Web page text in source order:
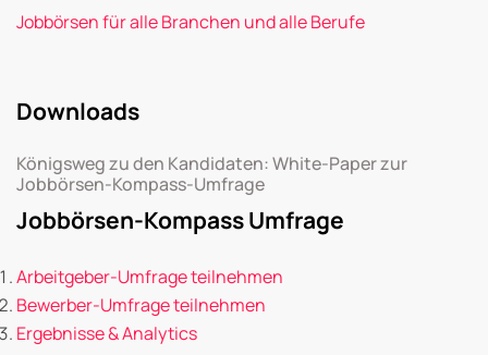
Jobbörsen für alle Branchen und alle Berufe
Downloads
Königsweg zu den Kandidaten: White-Paper zur
Jobbörsen-Kompass-Umfrage
Jobbörsen-Kompass Umfrage
Arbeitgeber-Umfrage teilnehmen
Bewerber-Umfrage teilnehmen
Ergebnisse & Analytics